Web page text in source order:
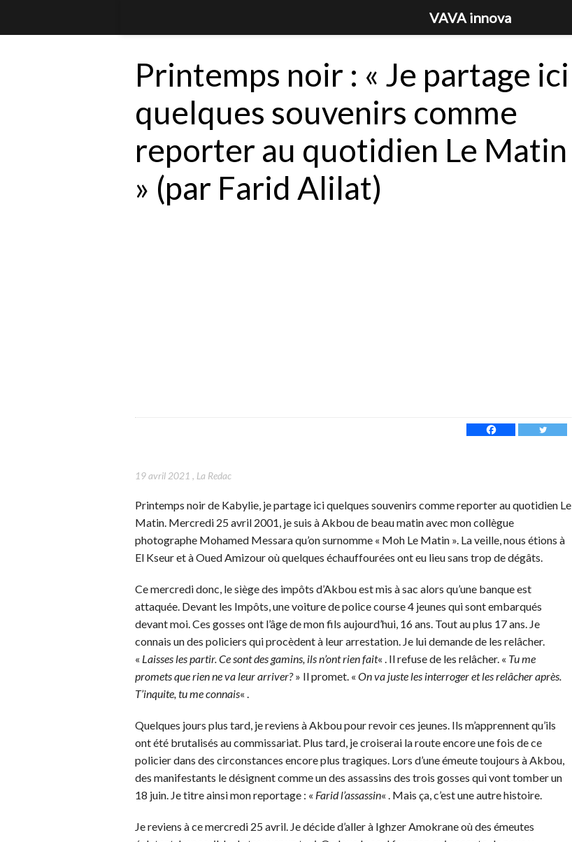
Printemps noir : « Je partage ici
quelques souvenirs comme
reporter au quotidien Le Matin
» (par Farid Alilat)
19 avril 2021 , La Redac
Printemps noir de Kabylie, je partage ici quelques souvenirs comme reporter au quotidien Le
Matin. Mercredi 25 avril 2001, je suis à Akbou de beau matin avec mon collègue
photographe Mohamed Messara qu’on surnomme « Moh Le Matin ». La veille, nous étions à
El Kseur et à Oued Amizour où quelques échauffourées ont eu lieu sans trop de dégâts.
Ce mercredi donc, le siège des impôts d’Akbou est mis à sac alors qu’une banque est
attaquée. Devant les Impôts, une voiture de police course 4 jeunes qui sont embarqués
devant moi. Ces gosses ont l’âge de mon fils aujourd’hui, 16 ans. Tout au plus 17 ans. Je
connais un des policiers qui procèdent à leur arrestation. Je lui demande de les relâcher.
« Laisses les partir. Ce sont des gamins, ils n’ont rien fait« . Il refuse de les relâcher. « Tu me
promets que rien ne va leur arriver?» Il promet. «On va juste les interroger et les relâcher après.
T’inquite, tu me connais« .
Quelques jours plus tard, je reviens à Akbou pour revoir ces jeunes. Ils m’apprennent qu’ils
ont été brutalisés au commissariat. Plus tard, je croiserai la route encore une fois de ce
policier dans des circonstances encore plus tragiques. Lors d’une émeute toujours à Akbou,
des manifestants le désignent comme un des assassins des trois gosses qui vont tomber un
18 juin. Je titre ainsi mon reportage : « Farid l’assassin« . Mais ça, c’est une autre histoire.
Je reviens à ce mercredi 25 avril. Je décide d’aller à Ighzer Amokrane où des émeutes
VAVA innova